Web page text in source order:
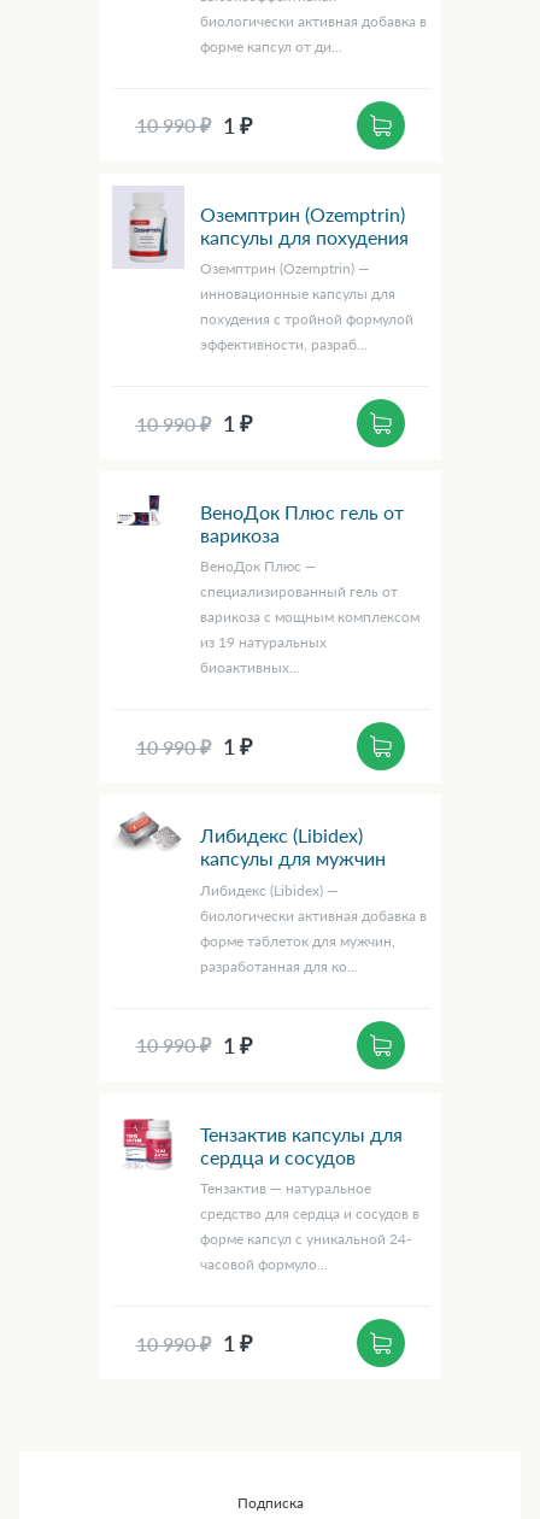
биологически активная добавка в
форме капсул от ди...
10 990 ₽ 1 ₽
Оземптрин (Ozemptrin)
капсулы для похудения
Оземптрин (Ozemptrin) —
инновационные капсулы для
похудения с тройной формулой
эффективности, разраб...
10 990 ₽ 1 ₽
ВеноДок Плюс гель от
варикоза
ВеноДок Плюс —
специализированный гель от
варикоза с мощным комплексом
из 19 натуральных
биоактивных...
10 990 ₽ 1 ₽
Либидекс (Libidex)
капсулы для мужчин
Либидекс (Libidex) —
биологически активная добавка в
форме таблеток для мужчин,
разработанная для ко...
10 990 ₽ 1 ₽
Тензактив капсулы для
сердца и сосудов
Тензактив — натуральное
средство для сердца и сосудов в
форме капсул с уникальной 24-
часовой формуло...
10 990 ₽ 1 ₽
Подписка